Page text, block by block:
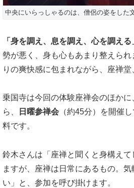
中央にいらっしゃるのは、僧侶の姿をした
「身を調え、息を調え、心を調える
勢が悪く、身も心もあまり整えら
りの爽快感に包まれながら、座禅堂
乗国寺は今回の体験座禅会のほかに
ら、
日曜参禅会 （約45分）を開催
料です。
鈴木さんは「座禅と聞くと身構え
ますが、座禅は日常にあるもの。
い」と、参加を呼び掛けます。